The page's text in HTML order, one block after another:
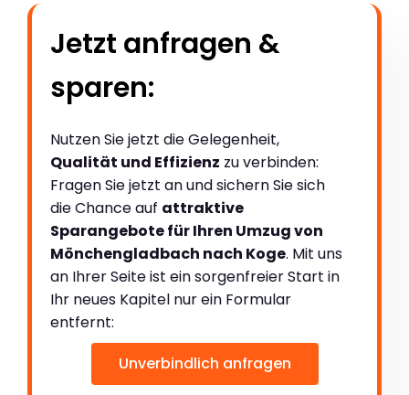
Jetzt anfragen &
sparen:
Nutzen Sie jetzt die Gelegenheit,
Qualität und Effizienz zu verbinden:
Fragen Sie jetzt an und sichern Sie sich
die Chance auf attraktive
Sparangebote für Ihren Umzug von
Mönchengladbach nach Koge. Mit uns
an Ihrer Seite ist ein sorgenfreier Start in
Ihr neues Kapitel nur ein Formular
entfernt:
Unverbindlich anfragen